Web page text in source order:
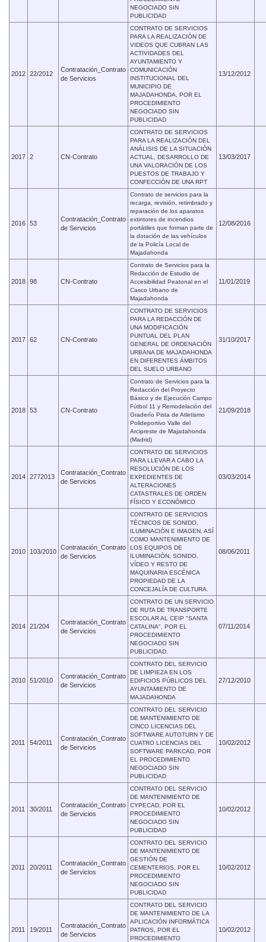
NEGOCIADO SIN
PUBLICIDAD
2012 22/2012
Contratación_Contrato
de Servicios
CONTRATO DE SERVICIOS
PARA LA REALIZACIÓN DE
VIDEOS QUE CUBRAN LAS
ACTIVIDADES DEL
AYUNTAMIENTO Y
COMUNICACIÓN
INSTITUCIONAL DEL
MUNICIPIO DE
MAJADAHONDA, POR EL
PROCEDIMIENTO
NEGOCIADO SIN
PUBLICIDAD
13/12/2012
2017 2 CN-Contrato
CONTRATO DE SERVICIOS
PARA LA REALIZACIÓN DEL
ANÁLISIS DE LA SITUACIÓN
ACTUAL, DESARROLLO DE
UNA VALORACIÓN DE LOS
PUESTOS DE TRABAJO Y
CONFECCIÓN DE UNA RPT
13/03/2017
2016 53
Contratación_Contrato
de Servicios
Contrato de servicios para la
recarga, revisión, retimbrado y
reparación de los aparatos
extintores de incendios
portátiles que forman parte de
la dotación de las vehículos
de la Policía Local de
Majadahonda
12/08/2016
2018 98 CN-Contrato
Contrato de Servicios para la
Redacción de Estudio de
Accesibilidad Peatonal en el
Casco Urbano de
Majadahonda
11/01/2019
2017 62 CN-Contrato
CONTRATO DE SERVICIOS
PARA LA REDACCIÓN DE
UNA MODIFICACIÓN
PUNTUAL DEL PLAN
GENERAL DE ORDENACIÓN
URBANA DE MAJADAHONDA
EN DIFERENTES ÁMBITOS
DEL SUELO URBANO
31/10/2017
2018 53 CN-Contrato
Contrato de Servicios para la
Redacción del Proyecto
Básico y de Ejecución Campo
Fútbol 11 y Remodelación del
Graderío Pista de Atletismo
Polideportivo Valle del
Arcipreste de Majadahonda
(Madrid)
21/09/2018
2014 2772013
Contratación_Contrato
de Servicios
CONTRATO DE SERVICIOS
PARA LLEVAR A CABO LA
RESOLUCIÓN DE LOS
EXPEDIENTES DE
ALTERACIONES
CATASTRALES DE ORDEN
FÍSICO Y ECONÓMICO
03/03/2014
2010 103/2010
Contratación_Contrato
de Servicios
CONTRATO DE SERVICIOS
TÉCNICOS DE SONIDO,
ILUMINACIÓN E IMAGEN, ASÍ
COMO MANTENIMIENTO DE
LOS EQUIPOS DE
ILUMINACIÓN, SONIDO,
VÍDEO Y RESTO DE
MAQUINARIA ESCÉNICA
PROPIEDAD DE LA
CONCEJALÍA DE CULTURA.
08/06/2011
2014 21/204
Contratación_Contrato
de Servicios
CONTRATO DE UN SERVICIO
DE RUTA DE TRANSPORTE
ESCOLAR AL CEIP "SANTA
CATALINA", POR EL
PROCEDIMIENTO
NEGOCIADO SIN
PUBLICIDAD.
07/11/2014
2010 51/2010
Contratación_Contrato
de Servicios
CONTRATO DEL SERVICIO
DE LIMPIEZA EN LOS
EDIFICIOS PÚBLICOS DEL
AYUNTAMIENTO DE
MAJADAHONDA
27/12/2010
2011 54/2011
Contratación_Contrato
de Servicios
CONTRATO DEL SERVICIO
DE MANTENIMIENTO DE
CINCO LICENCIAS DEL
SOFTWARE AUTOTURN Y DE
CUATRO LICENCIAS DEL
SOFTWARE PARKCAD, POR
EL PROCEDIMIENTO
NEGOCIADO SIN
PUBLICIDAD
10/02/2012
2011 30/2011
Contratación_Contrato
de Servicios
CONTRATO DEL SERVICIO
DE MANTENIMIENTO DE
CYPECAD, POR EL
PROCEDIMIENTO
NEGOCIADO SIN
PUBLICIDAD
10/02/2012
2011 20/2011
Contratación_Contrato
de Servicios
CONTRATO DEL SERVICIO
DE MANTENIMIENTO DE
GESTIÓN DE
CEMENTERIOS, POR EL
PROCEDIMIENTO
NEGOCIADO SIN
PUBLICIDAD
10/02/2012
2011 19/2011
Contratación_Contrato
de Servicios
CONTRATO DEL SERVICIO
DE MANTENIMIENTO DE LA
APLICACIÓN INFORMÁTICA
PATROS, POR EL
PROCEDIMIENTO
10/02/2012